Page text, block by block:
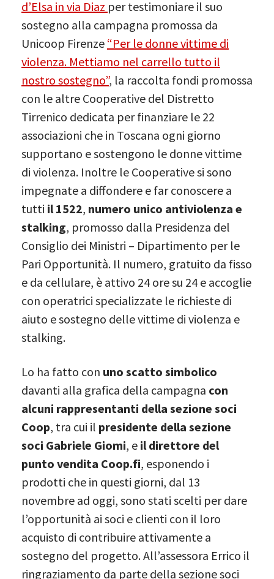
d’Elsa in via Diaz per testimoniare il suo
sostegno alla campagna promossa da
Unicoop Firenze “Per le donne vittime di
violenza. Mettiamo nel carrello tutto il
nostro sostegno”, la raccolta fondi promossa
con le altre Cooperative del Distretto
Tirrenico dedicata per finanziare le 22
associazioni che in Toscana ogni giorno
supportano e sostengono le donne vittime
di violenza. Inoltre le Cooperative si sono
impegnate a diffondere e far conoscere a
tutti il 1522, numero unico antiviolenza e
stalking, promosso dalla Presidenza del
Consiglio dei Ministri – Dipartimento per le
Pari Opportunità. Il numero, gratuito da fisso
e da cellulare, è attivo 24 ore su 24 e accoglie
con operatrici specializzate le richieste di
aiuto e sostegno delle vittime di violenza e
stalking.
Lo ha fatto con uno scatto simbolico
davanti alla grafica della campagna con
alcuni rappresentanti della sezione soci
Coop, tra cui il presidente della sezione
soci Gabriele Giomi, e il direttore del
punto vendita Coop.fi, esponendo i
prodotti che in questi giorni, dal 13
novembre ad oggi, sono stati scelti per dare
l’opportunità ai soci e clienti con il loro
acquisto di contribuire attivamente a
sostegno del progetto. All’assessora Errico il
ringraziamento da parte della sezione soci